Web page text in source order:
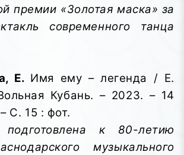
премии «Золотая маска» за
современного танца
Е. Имя ему – легенда / Е.
Кубань. – 2023. – 14
С. 15 : фот.
подготовлена к 80-летию
музыкального